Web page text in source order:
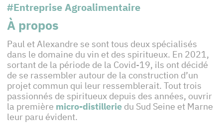
#Entreprise Agroalimentaire
À propos
Paul et Alexandre se sont tous deux spécialisés
dans le domaine du vin et des spiritueux. En 2021,
sortant de la période de la Covid-19, ils ont décidé
de se rassembler autour de la construction d’un
projet commun qui leur ressemblerait. Tout trois
passionnés de spiritueux depuis des années, ouvrir
la première micro-distillerie du Sud Seine et Marne
leur paru évident.